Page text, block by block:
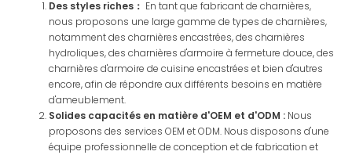
Des styles riches： En tant que fabricant de charnières,
nous proposons une large gamme de types de charnières,
notamment des charnières encastrées, des charnières
hydroliques, des charnières d'armoire à fermeture douce, des
charnières d'armoire de cuisine encastrées et bien d'autres
encore, afin de répondre aux différents besoins en matière
d'ameublement.
Solides capacités en matière d'OEM et d'ODM : Nous
proposons des services OEM et ODM. Nous disposons d'une
équipe professionnelle de conception et de fabrication et